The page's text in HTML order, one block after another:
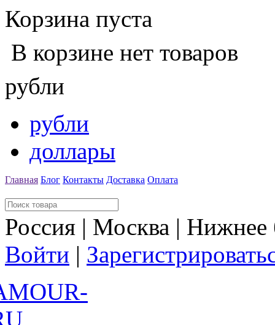
Корзина пуста
В корзине нет товаров
рубли
рубли
доллары
Главная Блог Контакты Доставка Оплата
Россия | Москва |
Войти |